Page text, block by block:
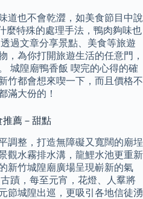
道也不會乾澀，如美食節目中說
麼特殊的處理手法，鴨肉夠味也
過文章分享景點、美食等旅遊
，為你打開旅遊生活的任意門，
城隍廟鴨香飯 喫完的心得的確
竹都會想來喫一下，而且價格不
滿大份的！
推薦－甜點
調整，打造無障礙又寬闊的廟埕
觀水霧排水溝，龍鯉水池更重新
新竹城隍廟廣場呈現嶄新的氣
蹟，每至元宵，花燈、人羣將
節城隍出巡，更吸引各地信徒湧